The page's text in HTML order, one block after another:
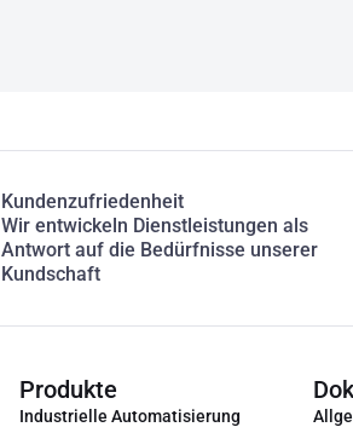
Kundenzufriedenheit
Wir entwickeln Dienstleistungen als
Antwort auf die Bedürfnisse unserer
Kundschaft
Produkte
Industrielle Automatisierung